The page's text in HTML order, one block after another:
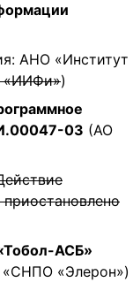
АНО «Институт
)
03 (АО
АСБ»
«Элерон»)